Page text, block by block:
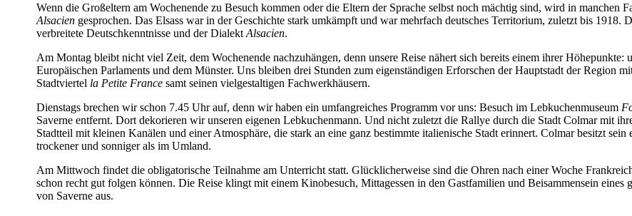
Wenn die Großeltern am Wochenende zu Besuch kommen oder die Eltern der Sprache selbst noch mächtig sind, wird in manchen
Alsacien gesprochen. Das Elsass war in der Geschichte stark umkämpft und war mehrfach deutsches Territorium, zuletzt bis 1918.
verbreitete Deutschkenntnisse und der Dialekt Alsacien.
Am Montag bleibt nicht viel Zeit, dem Wochenende nachzuhängen, denn unsere Reise nähert sich bereits einem ihrer Höhepunkte:
Europäischen Parlaments und dem Münster. Uns bleiben drei Stunden zum eigenständigen Erforschen der Hauptstadt der Region
Stadtviertel la Petite France samt seinen vielgestaltigen Fachwerkhäusern.
Dienstags brechen wir schon 7.45 Uhr auf, denn wir haben ein umfangreiches Programm vor uns: Besuch im Lebkuchenmuseum
Saverne entfernt. Dort dekorieren wir unseren eigenen Lebkuchenmann. Und nicht zuletzt die Rallye durch die Stadt Colmar mit
Stadtteil mit kleinen Kanälen und einer Atmosphäre, die stark an eine ganz bestimmte italienische Stadt erinnert. Colmar besitzt
trockener und sonniger als im Umland.
Am Mittwoch findet die obligatorische Teilnahme am Unterricht statt. Glücklicherweise sind die Ohren nach einer Woche
schon recht gut folgen können. Die Reise klingt mit einem Kinobesuch, Mittagessen in den Gastfamilien und Beisammensein eines
von Saverne aus.